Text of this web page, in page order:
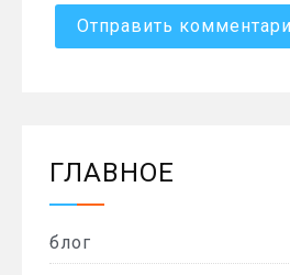
ГЛАВНОЕ
блог